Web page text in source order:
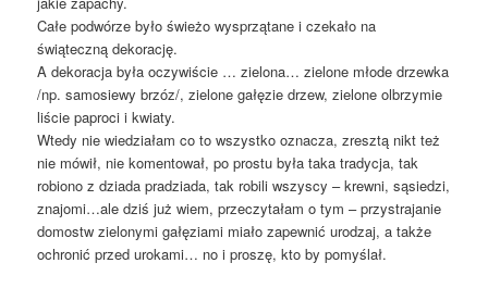
Całe podwórze było świeżo wysprzątane i czekało na
świąteczną dekorację.
A dekoracja była oczywiście … zielona… zielone młode drzewka
/np. samosiewy brzóz/, zielone gałęzie drzew, zielone olbrzymie
liście paproci i kwiaty.
Wtedy nie wiedziałam co to wszystko oznacza, zresztą nikt też
nie mówił, nie komentował, po prostu była taka tradycja, tak
robiono z dziada pradziada, tak robili wszyscy – krewni, sąsiedzi,
znajomi…ale dziś już wiem, przeczytałam o tym – przystrajanie
domostw zielonymi gałęziami miało zapewnić urodzaj, a także
ochronić przed urokami… no i proszę, kto by pomyślał.